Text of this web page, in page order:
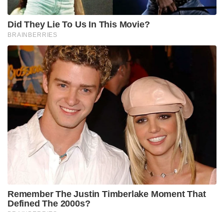
Did They Lie To Us In This Movie?
BRAINBERRIES
Remember The Justin Timberlake Moment That
Defined The 2000s?